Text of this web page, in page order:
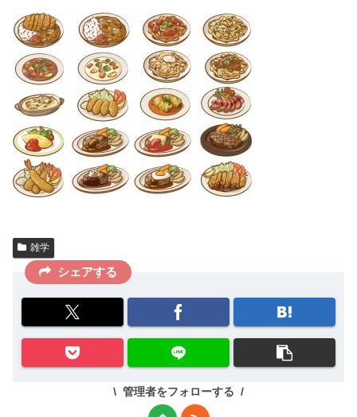
雑学
シェアする
管理者をフォローする